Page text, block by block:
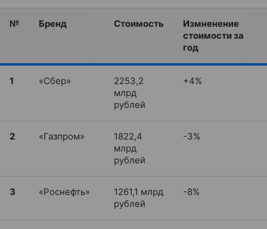
№ Бренд Стоимость
Измненение
стоимости за
год
1 «Сбер»
2253,2
млрд
рублей
+4%
2 «Газпром»
1822,4
млрд
рублей
-3%
3 «Роснефть»
1261,1 млрд
рублей
-8%